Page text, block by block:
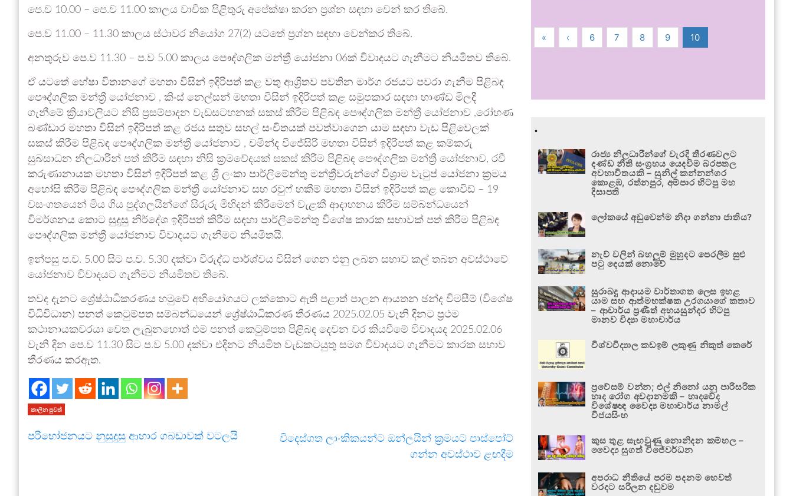
පෙ.ව 10.00 – පෙ.ව 11.00 කාලය වාචික පිළිතුරු අපේක්ෂා කරන ප්‍රශ්න සඳහා වෙන් කර තිබේ.
පෙ.ව 11.00 – 11.30 කාලය ස්ථාවර නියෝග 27(2) යටතේ ප්‍රශ්න සඳහා වෙන්කර තිබේ.
අනතුරුව පෙ.ව 11.30 – ප.ව 5.00 කාලය පෞද්ගලික මන්ත්‍රී යෝජනා 06ක් විවාදයට ගැනීමට නියමිතව තිබේ.
ඒ යටතේ හේෂා විතානගේ මහතා විසින් ඉදිරිපත් කළ වතු ආශ්‍රිතව පවතින මාර්ග රජයට පවරා ගැනීම පිළිබඳ
පෞද්ගලික මන්ත්‍රී යෝජනාව , කිංස් නෙල්සන් මහතා විසින් ඉදිරිපත් කළ සමුපකාර සඳහා භාණ්ඩ මිලදී
ගැනීමේ ක්‍රියාවලියට නිසි ප්‍රසම්පාදන වැඩසටහනක් සකස් කිරීම පිළිබඳ පෞද්ගලික මන්ත්‍රී යෝජනාව ,රෝහණ
බණ්ඩාර මහතා විසින් ඉදිරිපත් කළ රජය සතුව සහල් සංචිතයක් පවත්වාගෙන යාම සඳහා වැඩ පිළිවෙලක්
සකස් කිරීම පිළිබඳ පෞද්ගලික මන්ත්‍රී යෝජනාව , චමින්ද විජේසිරි මහතා විසින් ඉදිරිපත් කළ කම්කරු
සුබසාධන නිලධාරීන් පත් කිරීම සඳහා නිසි ක්‍රමවේදයක් සකස් කිරීම පිළිබඳ පෞද්ගලික මන්ත්‍රී යෝජනාව, රවී
කරුණානායක මහතා විසින් ඉදිරිපත් කළ ශ්‍රී ලංකා පාර්ලිමේන්තු මන්ත්‍රීවරුන්ගේ විශ්‍රාම වැටුප් යෝජනා ක්‍රමය
අහෝසි කිරීම පිළිබඳ පෞද්ගලික මන්ත්‍රී යෝජනාව සහ රවුෆ් හකීම් මහතා විසින් ඉදිරිපත් කළ කොවිඩ් – 19
වසංගතයෙන් මිය ගිය පුද්ගලයින්ගේ සිරුරු මිහිදන් කිරීමෙන් වැළකී ආදාහනය කිරීම සම්බන්ධයෙන්
විමර්ශනය කොට සුදුසු නිර්දේශ ඉදිරිපත් කිරීම සඳහා පාර්ලිමේන්තු විශේෂ කාරක සභාවක් පත් කිරීම පිළිබඳ
පෞද්ගලික මන්ත්‍රී යෝජනාව විවාදයට ගැනීමට නියමිතයි.
ඉන්පසු ප.ව. 5.00 සිට ප.ව. 5.30 දක්වා විරුද්ධ පාර්ශ්වය විසින් ගෙන එනු ලබන සභාව කල් තබන අවස්ථාවේ
යෝජනාව විවාදයට ගැනීමට නියමිතව තිබේ.
තවද දැනට ශ්‍රේෂ්ඨාධිකරණය හමුවේ අභියෝගයට ලක්කොට ඇති පළාත් පාලන ආයතන ඡන්ද විමසීම් (විශේෂ
විධිවිධාන) පනත් කෙටුම්පත සම්බන්ධයෙන් ශ්‍රේෂ්ඨාධිකරණ තීරණය 2025.02.05 වැනි දිනට ප්‍රථම
කථානායකවරයා වෙත ලැබුනහොත් එම පනත් කෙටුම්පත පිළිබඳ දෙවන වර කියවීමේ විවාදයද 2025.02.06
වැනි දින පෙ.ව 11.30 සිට ප.ව 5.00 දක්වා එදිනට නියමිත වැඩකටයුතු සමග විවාදයට ගැනීමට කාරක සභාව
තීරණය කරඇත.
කාලීන පුවත්
පරිභෝජනයට නුසුදුසු ආහාර ගබඩාවක් වටලයි
විදෙස්ගත ලාංකිකයන්ට ඔන්ලයින් ක්‍රමයට පාස්පෝට්
ගන්න අවස්ථාව ළඟදීම
« ‹ 6 7 8 9 10
.
රාජ්‍ය නිලධාරීන්ගේ වැරදි තීරණවලට
දණ්ඩ නීති සංග්‍රහය යෙදවීම බරපතල
අවභාවිතයකි – සුනිල් කන්නන්ගර
කොළඹ, රත්නපුර, අම්පාර හිටපු මහ
දිසාපති
ලෝකයේ අඩුවෙන්ම නිදා ගන්නා ජාතිය?
නැව් වලින් බහලුම් මුහුදට පෙරලීම සුළු
පටු දෙයක් නොවේ
සුරාබදු ආදායම වාර්තාගත ලෙස ඉහළ
යාම සහ ආත්මභක්ෂක උරගයාගේ කතාව
– ආචාර්ය ප්‍රණීත් අභයසුන්දර හිටපු
මානව විද්‍යා මහාචාර්ය
විශ්වවිද්‍යාල කඩඉම් ලකුණු නිකුත් කෙරේ
ප්‍රවේසම් වන්න; එල් නිනෝ යනු පාරිසරික
හෘද රෝග අවදානමකි – හෘදවේද
විශේෂඥ වෛද්‍ය මහාචාර්ය නාමල්
විජයසිංහ
කුස තුළ සැඟවුණු නොනිදන කම්හල –
වෛද්‍ය සුගත් විජේවර්ධන
අපරාධ නීතියේ පරම පදනම හෙවත්
වරදට සරිලන දඬුවම